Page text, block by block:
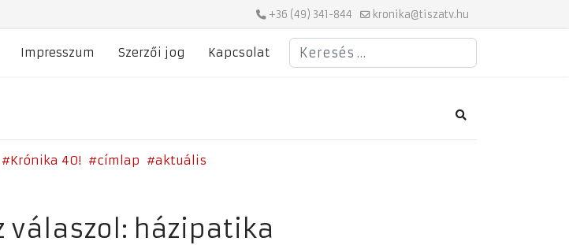
+36 (49) 341-844 kronika@tiszatv.hu
Impresszum Szerzői jog Kapcsolat
Keresés
Search
Krónika 40! címlap aktuális
válaszol: házipatika